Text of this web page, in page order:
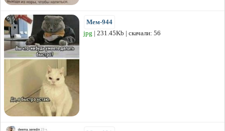
Мем-944
jpg | 231.45Kb | скачали: 56